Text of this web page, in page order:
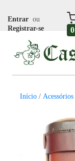
Entrar ou
Registrar-se
0
Início / Acessórios